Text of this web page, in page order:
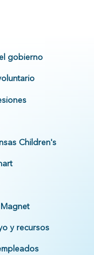
gobierno
Children's
y recursos